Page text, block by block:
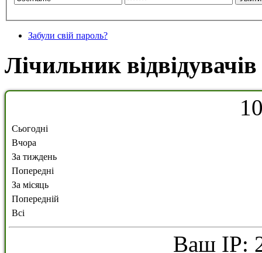
Забули свій пароль?
Лічильник відвідувачів
1
Сьогодні
Вчора
За тиждень
Попередні
За місяць
Попередній
Всі
Ваш IP: